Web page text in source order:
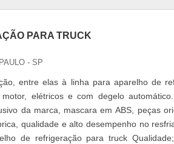
PARA TRUCK
- SP
entre elas à linha para aparelho de
elétricos e com degelo
da marca, mascara em ABS, peças
qualidade e alto desempenho no
de refrigeração para truck Qualidade;